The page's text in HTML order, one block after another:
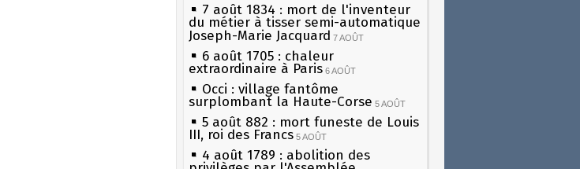
7 août 1834 : mort de l'inventeur
du métier à tisser semi-automatique
Joseph-Marie Jacquard 7 AOÛT
6 août 1705 : chaleur
extraordinaire à Paris 6 AOÛT
Occi : village fantôme
surplombant la Haute-Corse 5 AOÛT
5 août 882 : mort funeste de Louis
III, roi des Francs 5 AOÛT
4 août 1789 : abolition des